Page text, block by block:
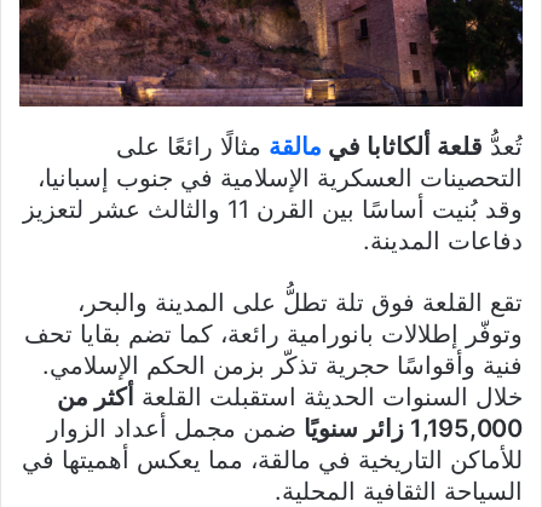
تُعدُّ قلعة ألكاثابا في مالقة مثالًا رائعًا على
التحصينات العسكرية الإسلامية في جنوب إسبانيا،
وقد بُنيت أساسًا بين القرن 11 والثالث عشر لتعزيز
دفاعات المدينة.
تقع القلعة فوق تلة تطلُّ على المدينة والبحر،
وتوفّر إطلالات بانورامية رائعة، كما تضم بقايا تحف
فنية وأقواسًا حجرية تذكّر بزمن الحكم الإسلامي.
خلال السنوات الحديثة استقبلت القلعة أكثر من
1,195,000 زائر سنويًا
ضمن مجمل أعداد الزوار
للأماكن التاريخية في مالقة، مما يعكس أهميتها في
السياحة الثقافية المحلية.